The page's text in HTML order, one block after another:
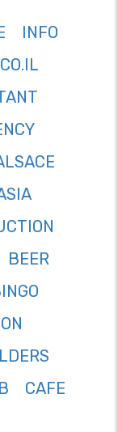
INFO
CO.IL
BEER
CAFE